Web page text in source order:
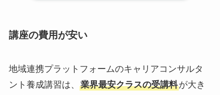
講座の費用が安い
地域連携プラットフォームのキャリアコンサルタ
ント養成講習は、 業界最安クラスの受講料が大き